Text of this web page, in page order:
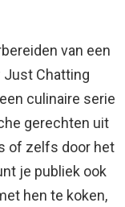
van een
Just Chatting
culinaire serie
gerechten uit
of zelfs door het
je publiek ook
hen te koken,